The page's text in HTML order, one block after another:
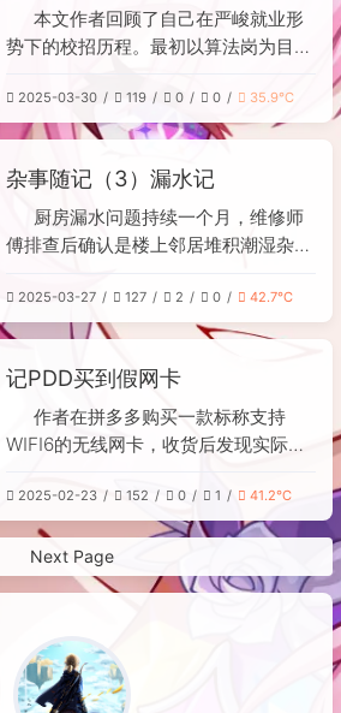
外，冰封棱镜水冷的说明书顺序有误，
正确方式需将冷头与扣具预先组装，避
具有重要参考价值。
本文作者回顾了自己在严峻就业形
势下的校招历程。最初以算法岗为目标
争力屡屡受挫，后转向游戏测试岗并进
入网易终面，却因通勤问题放弃。面对
费寻求专业帮助，重点投递银行和央国
企的信息科技岗，笔试面试相对顺利。
期间曾签约一家芯片厂，但年后意外获
通勤条件更优，最终选择违约并签约该
央企。作者总结认为，缺乏实习经历是
的“混子心态”而言，凭借985研究生学
历在国企银行中已具备足够竞争力，并
对最终结果表示满意。
2025-03-30 119 0 0 35.9℃
杂事随记（3）漏水记
厨房漏水问题持续一个月，维修师
傅排查后确认是楼上邻居堆积潮湿杂物
同意清理，但漏水反复出现。物业和居
委相互推诿，调解效果有限。最终在社
件凸显老旧小区邻里纠纷处理中取证与
调解的困难，建议类似情况及时保留证
据并寻求多方协调。
2025-03-27 127 2 0 42.7℃
记PDD买到假网卡
作者在拼多多购买一款标称支持
WIFI6的无线网卡，收货后发现实际是
顺利退款并获得平台补偿。回顾发现商
品好评如潮，差评难以筛选，作者因此
建议平台改进评价系统。最后，他通过
自行学习，重新选购了品牌产品并顺利
优先选择品牌商品的教训。
2025-02-23 152 0 1 41.2℃
Next Page